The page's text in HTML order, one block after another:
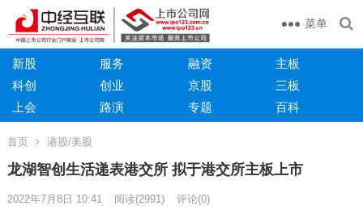
菜单
新股 服务 融资
主板
科创
创业 京股
三板
上会
路演 专题 百科
首页 港股/美股
龙湖智创生活递表港交所 拟于港交所主板上市
2022年7月8日 10:41 阅读(2991) 评论(0)